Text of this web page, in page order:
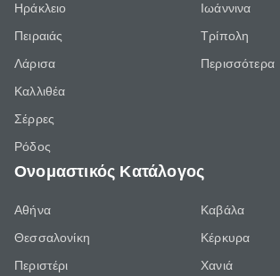
Ηράκλειο
Πειραιάς
Λάρισα
Καλλιθέα
Σέρρες
Ρόδος
Ιωάννινα
Τρίπολη
Περισσότερα
Ονομαστικός Κατάλογος
Αθήνα
Θεσσαλονίκη
Περιστέρι
Καβάλα
Κέρκυρα
Χανιά